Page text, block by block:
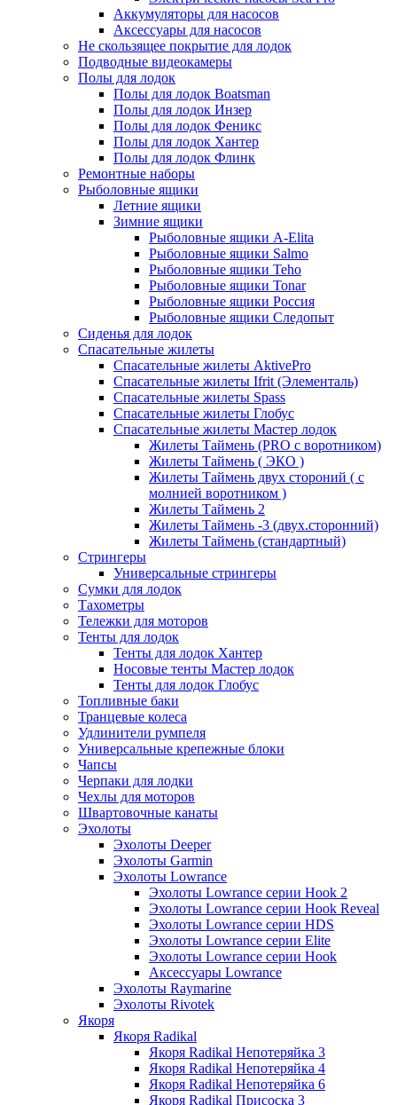
Аккумуляторы для насосов
Аксессуары для насосов
Не скользящее покрытие для лодок
Подводные видеокамеры
Полы для лодок
Полы для лодок Boatsman
Полы для лодок Инзер
Полы для лодок Феникс
Полы для лодок Хантер
Полы для лодок Флинк
Ремонтные наборы
Рыболовные ящики
Летние ящики
Зимние ящики
Рыболовные ящики A-Elita
Рыболовные ящики Salmo
Рыболовные ящики Teho
Рыболовные ящики Tonar
Рыболовные ящики Россия
Рыболовные ящики Следопыт
Сиденья для лодок
Спасательные жилеты
Спасательные жилеты AktivePro
Спасательные жилеты Ifrit (Элементаль)
Спасательные жилеты Spass
Спасательные жилеты Глобус
Спасательные жилеты Мастер лодок
Жилеты Таймень (PRO c воротником)
Жилеты Таймень ( ЭКО )
Жилеты Таймень двух стороний ( с
молнией воротником )
Жилеты Таймень 2
Жилеты Таймень -3 (двух.сторонний)
Жилеты Таймень (стандартный)
Стрингеры
Универсальные стрингеры
Сумки для лодок
Тахометры
Тележки для моторов
Тенты для лодок
Тенты для лодок Хантер
Носовые тенты Мастер лодок
Тенты для лодок Глобус
Топливные баки
Транцевые колеса
Удлинители румпеля
Универсальные крепежные блоки
Чапсы
Черпаки для лодки
Чехлы для моторов
Швартовочные канаты
Эхолоты
Эхолоты Deeper
Эхолоты Garmin
Эхолоты Lowrance
Эхолоты Lowrance серии Hook 2
Эхолоты Lowrance серии Hook Reveal
Эхолоты Lowrance серии HDS
Эхолоты Lowrance серии Elite
Эхолоты Lowrance серии Hook
Аксессуары Lowrance
Эхолоты Raymarine
Эхолоты Rivotek
Якоря
Якоря Radikal
Якоря Radikal Непотеряйка 3
Якоря Radikal Непотеряйка 4
Якоря Radikal Непотеряйка 6
Якоря Radikal Присоска 3